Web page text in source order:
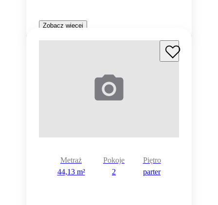
Zobacz więcej
Metraż
44,13 m²
Pokoje
2
Piętro
parter